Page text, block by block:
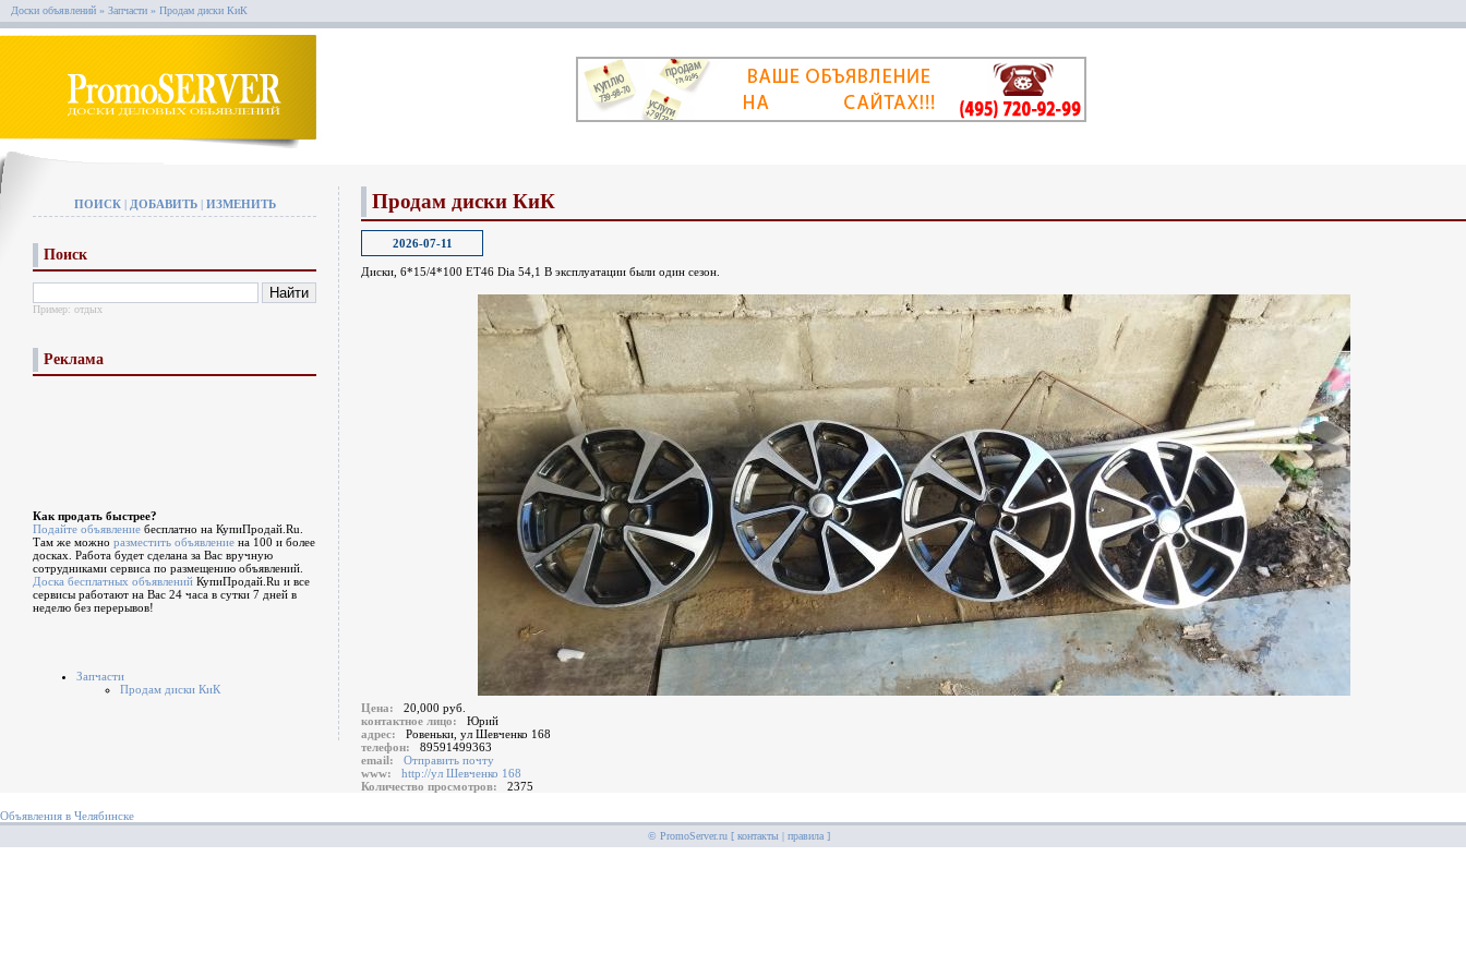
Доски объявлений » Запчасти » Продам диски КиК
ПОИСК| ДОБАВИТЬ| ИЗМЕНИТЬ
Поиск
Пример: отдых
Реклама
Как продать быстрее?
Подайте объявление бесплатно на КупиПродай.Ru.
Там же можно разместить объявление на 100 и более
досках. Работа будет сделана за Вас вручную
сотрудниками сервиса по размещению объявлений.
Доска бесплатных объявлений КупиПродай.Ru и все
сервисы работают на Вас 24 часа в сутки 7 дней в
неделю без перерывов!
Запчасти
Продам диски КиК
Продам диски КиК
2026-07-11
Диски, 6*15/4*100 ET46 Dia 54,1 В эксплуатации были один сезон.
Цена:
20,000 руб.
контактное лицо:
Юрий
адрес:
Ровеньки, ул Шевченко 168
телефон:
89591499363
email:
Отправить почту
www:
http://ул Шевченко 168
Количество просмотров:
2375
Объявления в Челябинске
© PromoServer.ru [ контакты| правила]